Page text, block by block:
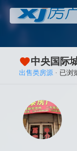
中央国际
出售类房源 · 已浏